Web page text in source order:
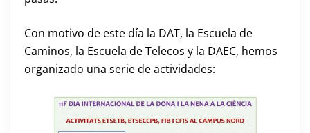
Con motivo de este día la DAT, la Escuela de
Caminos, la Escuela de Telecos y la DAEC, hemos
organizado una serie de actividades: